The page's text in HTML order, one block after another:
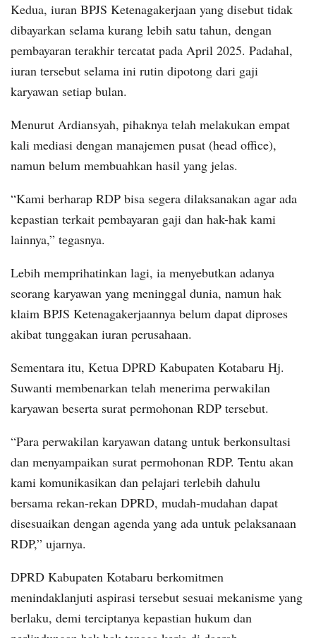
Kedua, iuran BPJS Ketenagakerjaan yang disebut tidak
dibayarkan selama kurang lebih satu tahun, dengan
pembayaran terakhir tercatat pada April 2025. Padahal,
iuran tersebut selama ini rutin dipotong dari gaji
karyawan setiap bulan.
Menurut Ardiansyah, pihaknya telah melakukan empat
kali mediasi dengan manajemen pusat (head office),
namun belum membuahkan hasil yang jelas.
“Kami berharap RDP bisa segera dilaksanakan agar ada
kepastian terkait pembayaran gaji dan hak-hak kami
lainnya,” tegasnya.
Lebih memprihatinkan lagi, ia menyebutkan adanya
seorang karyawan yang meninggal dunia, namun hak
klaim BPJS Ketenagakerjaannya belum dapat diproses
akibat tunggakan iuran perusahaan.
Sementara itu, Ketua DPRD Kabupaten Kotabaru Hj.
Suwanti membenarkan telah menerima perwakilan
karyawan beserta surat permohonan RDP tersebut.
“Para perwakilan karyawan datang untuk berkonsultasi
dan menyampaikan surat permohonan RDP. Tentu akan
kami komunikasikan dan pelajari terlebih dahulu
bersama rekan-rekan DPRD, mudah-mudahan dapat
disesuaikan dengan agenda yang ada untuk pelaksanaan
RDP,” ujarnya.
DPRD Kabupaten Kotabaru berkomitmen
menindaklanjuti aspirasi tersebut sesuai mekanisme yang
berlaku, demi terciptanya kepastian hukum dan